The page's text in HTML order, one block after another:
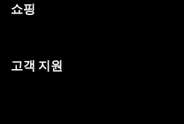
쇼핑
고객 지원